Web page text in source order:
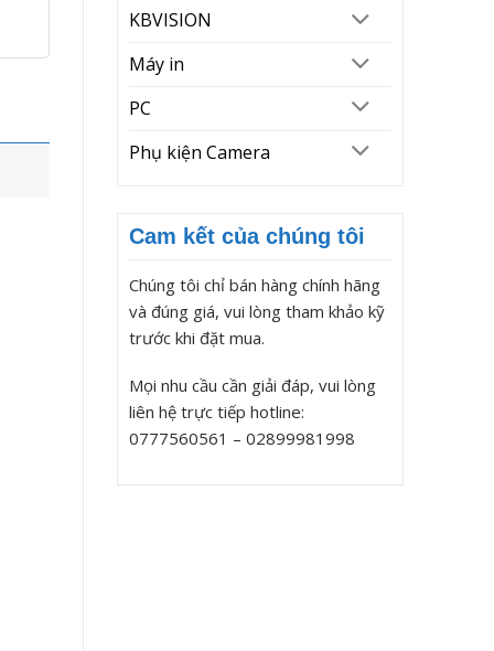
KBVISION
Máy in
PC
Phụ kiện Camera
Cam kết của chúng tôi
Chúng tôi chỉ bán hàng chính hãng
và đúng giá, vui lòng tham khảo kỹ
trước khi đặt mua.
Mọi nhu cầu cần giải đáp, vui lòng
liên hệ trực tiếp hotline:
0777560561 – 02899981998